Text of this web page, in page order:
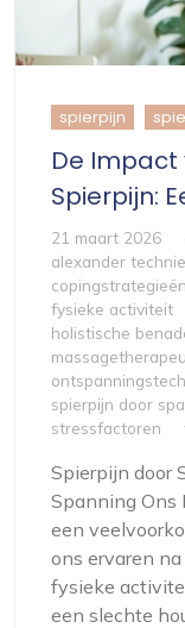
spierpijn
De Impact
Spierpijn:
21 maart 2026
alexander
copingstrategieën
fysieke activiteit
holistische
spierpijn door
stressfactoren
Spierpijn door
Spanning Ons
een
ons ervaren
fysieke
een slechte